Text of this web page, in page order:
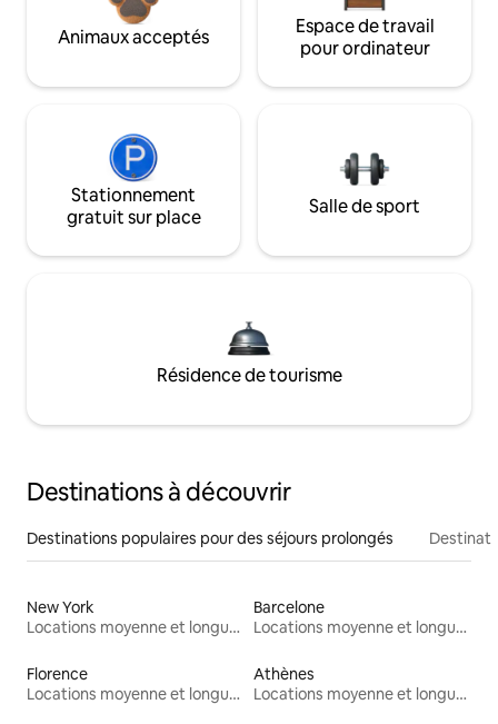
Animaux acceptés
Espace de travail
pour ordinateur
Stationnement
gratuit sur place
Salle de sport
Résidence de tourisme
Destinations à découvrir
Destinations populaires pour des séjours prolongés
New York
Locations moyenne et longue durée
Barcelone
Locations moyenne et longue durée
Florence
Locations moyenne et longue durée
Athènes
Locations moyenne et longue durée